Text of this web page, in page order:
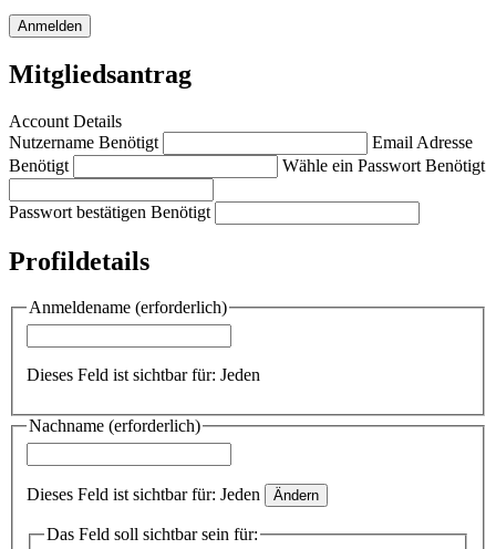
Mitgliedsantrag
Account Details
Nutzername Benötigt
Email Adresse
Benötigt
Wähle ein Passwort Benötigt
Passwort bestätigen Benötigt
Profildetails
Anmeldename (erforderlich)
Dieses Feld ist sichtbar für: Jeden
Nachname (erforderlich)
Dieses Feld ist sichtbar für: Jeden Ändern
Das Feld soll sichtbar sein für: